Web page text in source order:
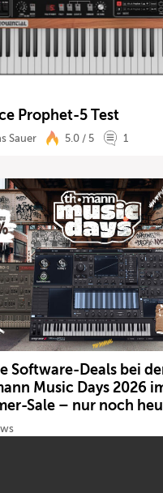
Prophet-5 Test
Sauer 5.0 / 5 1
Software-Deals bei
Music Days 2026
Sale – nur noch